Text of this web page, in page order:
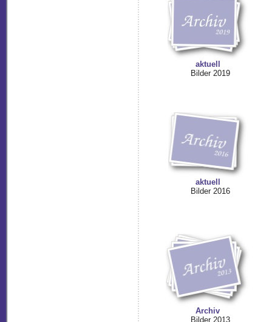
aktuell
Bilder 2019
aktuell
Bilder 2016
Archiv
Bilder 2013